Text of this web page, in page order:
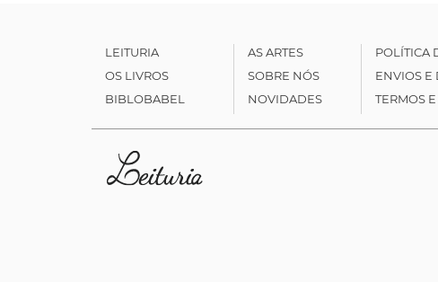
LEITURIA
OS LIVROS
BIBLOBABEL
AS ARTES
SOBRE NÓS
NOVIDADES
POLÍTICA
ENVIOS E
TERMOS